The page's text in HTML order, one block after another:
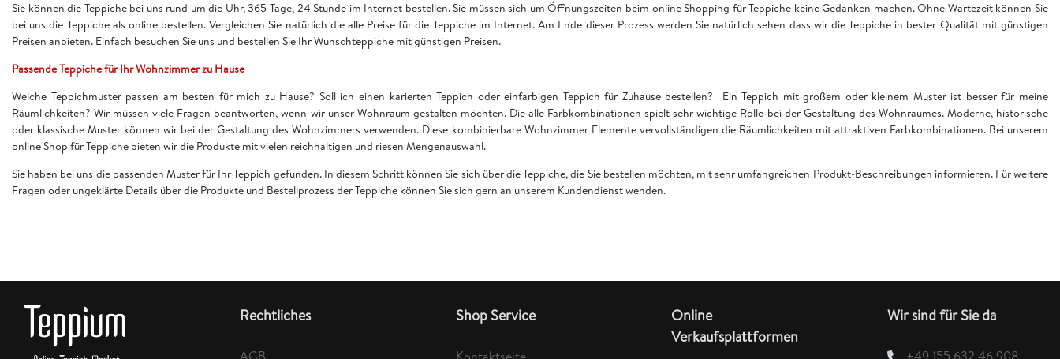
Sie können die Teppiche bei uns rund um die Uhr, 365 Tage, 24 Stunde im Internet bestellen. Sie müssen sich um Öffnungszeiten beim online Shopping für Teppiche keine Gedanken machen. Ohne Wartezeit können Sie
bei uns die Teppiche als online bestellen. Vergleichen Sie natürlich die alle Preise für die Teppiche im Internet. Am Ende dieser Prozess werden Sie natürlich sehen dass wir die Teppiche in bester Qualität mit günstigen
Preisen anbieten. Einfach besuchen Sie uns und bestellen Sie Ihr Wunschteppiche mit günstigen Preisen.
Passende Teppiche für Ihr Wohnzimmer zu Hause
Welche Teppichmuster passen am besten für mich zu Hause? Soll ich einen karierten Teppich oder einfarbigen Teppich für Zuhause bestellen? Ein Teppich mit großem oder kleinem Muster ist besser für meine
Räumlichkeiten? Wir müssen viele Fragen beantworten, wenn wir unser Wohnraum gestalten möchten. Die alle Farbkombinationen spielt sehr wichtige Rolle bei der Gestaltung des Wohnraumes. Moderne, historische
oder klassische Muster können wir bei der Gestaltung des Wohnzimmers verwenden. Diese kombinierbare Wohnzimmer Elemente vervollständigen die Räumlichkeiten mit attraktiven Farbkombinationen. Bei unserem
online Shop für Teppiche bieten wir die Produkte mit vielen reichhaltigen und riesen Mengenauswahl.
Sie haben bei uns die passenden Muster für Ihr Teppich gefunden. In diesem Schritt können Sie sich über die Teppiche, die Sie bestellen möchten, mit sehr umfangreichen Produkt-Beschreibungen informieren. Für weitere
Fragen oder ungeklärte Details über die Produkte und Bestellprozess der Teppiche können Sie sich gern an unserem Kundendienst wenden.
Rechtliches Shop Service
Online
Verkaufsplattformen
Wir sind für Sie da